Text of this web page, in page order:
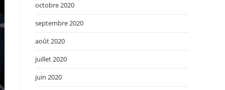
octobre 2020
septembre 2020
août 2020
juillet 2020
juin 2020